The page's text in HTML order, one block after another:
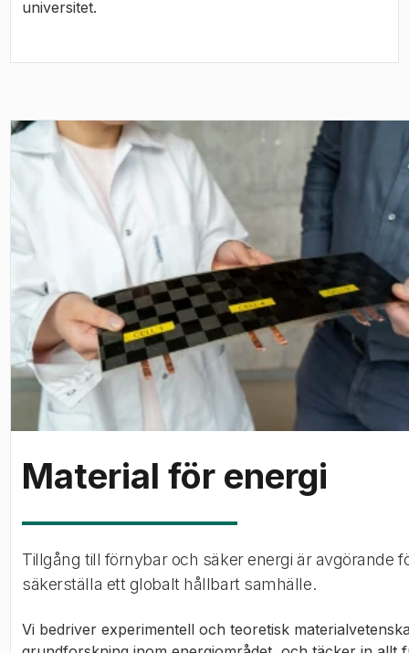
universitet.
Material för energi
Tillgång till förnybar och säker energi är avgörande
säkerställa ett globalt hållbart samhälle.
Vi bedriver experimentell och teoretisk